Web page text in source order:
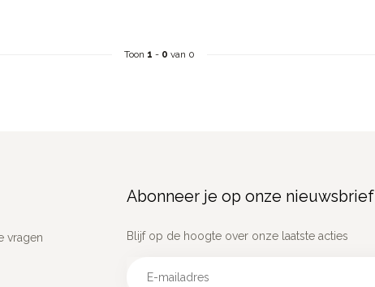
Toon 1 - 0 van 0
vragen
Abonneer je op onze nieuwsbrief
Blijf op de hoogte over onze laatste acties